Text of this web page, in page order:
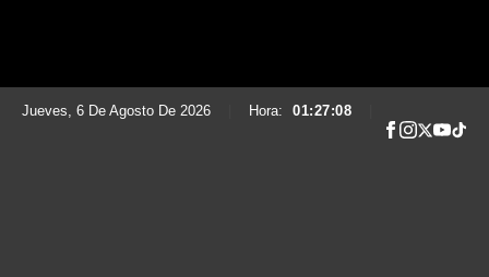
Jueves, 6 De Agosto De 2026 Hora: 01:27:10